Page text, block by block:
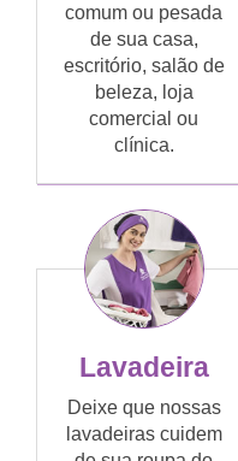
comum ou pesada
de sua casa,
escritório, salão de
beleza, loja
comercial ou
clínica.
Lavadeira
Deixe que nossas
lavadeiras cuidem